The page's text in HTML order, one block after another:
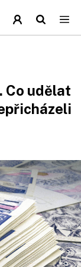
Co udělat